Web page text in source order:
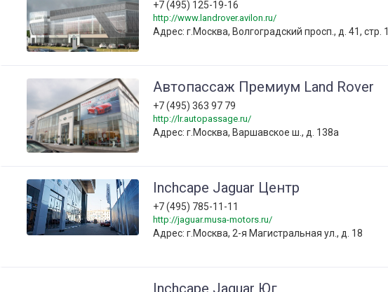
+7 (495) 125-19-16
http://www.landrover.avilon.ru/
Адрес: г.Москва, Волгоградский просп., д. 41, стр. 1
Автопассаж Премиум Land Rover
+7 (495) 363 97 79
http://lr.autopassage.ru/
Адрес: г.Москва, Варшавское ш., д. 138а
Inchcape Jaguar Центр
+7 (495) 785-11-11
http://jaguar.musa-motors.ru/
Адрес: г.Москва, 2-я Магистральная ул., д. 18
Inchcape Jaguar Юг